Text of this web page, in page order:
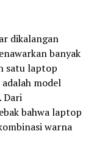
dikalangan
banyak
satu laptop
model
Dari
bahwa laptop
warna